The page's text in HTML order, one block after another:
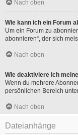
Nach oben
Wie kann ich ein Forum
Um ein Forum zu
abonnieren“, der sich
Nach oben
Wie deaktiviere ich
Wenn du mehrere
persönlichen Bereich
Nach oben
Dateianhänge